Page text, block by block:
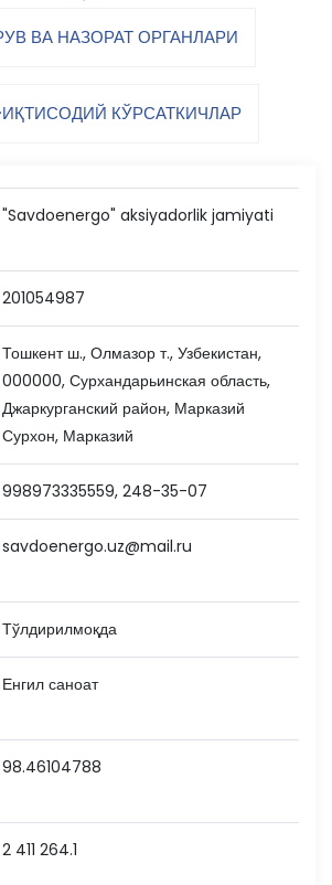
ВА НАЗОРАТ ОРГАНЛАРИ
КЎРСАТКИЧЛАР
"Savdoenergo" aksiyadorlik jamiyati
201054987
Тошкент ш., Олмазор т., Узбекистан,
000000, Сурхандарьинская область,
Джаркурганский район, Марказий
Сурхон, Марказий
998973335559, 248-35-07
savdoenergo.uz@mail.ru
Тўлдирилмоқда
Енгил саноат
98.46104788
2 411 264.1